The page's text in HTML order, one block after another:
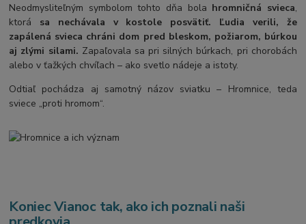
Neodmysliteľným symbolom tohto dňa bola hromničná svieca,
ktorá sa nechávala v kostole posvätiť. Ľudia verili, že
zapálená svieca chráni dom pred bleskom, požiarom, búrkou
aj zlými silami. Zapaľovala sa pri silných búrkach, pri chorobách
alebo v ťažkých chvíľach – ako svetlo nádeje a istoty.
Odtiaľ pochádza aj samotný názov sviatku – Hromnice, teda
sviece „proti hromom“.
Koniec Vianoc tak, ako ich poznali naši